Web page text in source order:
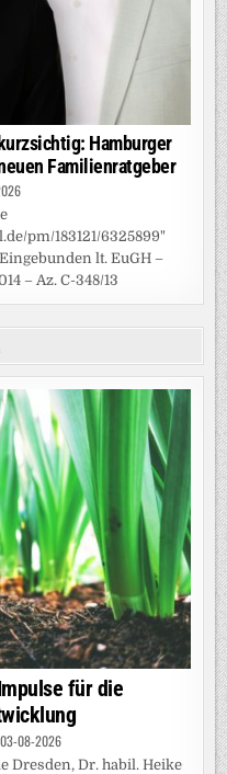
Hamburger
Familienratgeber
pm/183121/6325899"
lt. EuGH –
– Az. C-348/13
für die
03-08-2026
Dresden, Dr. habil. Heike